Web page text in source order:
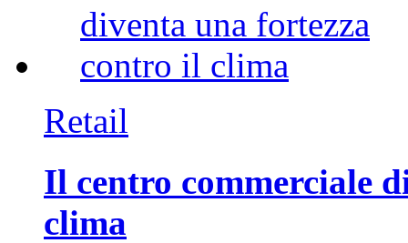
Retail
Il centro commerciale
clima